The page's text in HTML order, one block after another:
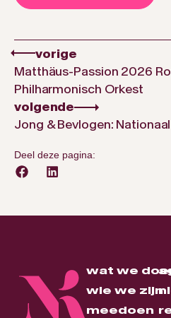
vorige
Matthäus-Passion 2026
Philharmonisch Orkest
volgende
Jong & Bevlogen:
Deel deze pagina:
wat we
wie we zijn
meedoen